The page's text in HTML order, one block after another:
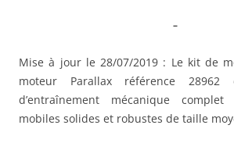
–
Mise à jour le 28/07/2019 : Le kit de
moteur Parallax référence 28962
d’entraînement mécanique
mobiles solides et robustes de taille